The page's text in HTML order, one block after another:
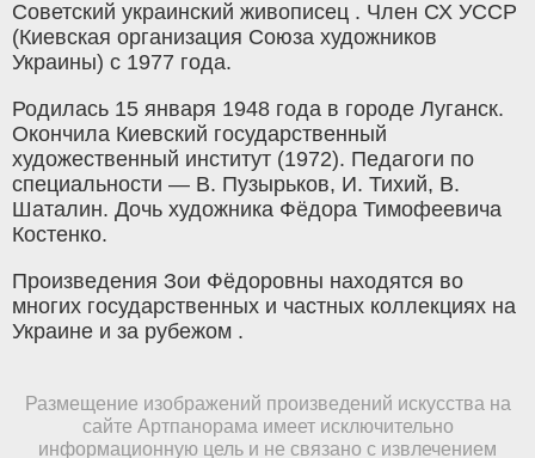
Советский украинский живописец . Член СХ УССР
(Киевская организация Союза художников
Украины) с 1977 года.
Родилась 15 января 1948 года в городе Луганск.
Окончила Киевский государственный
художественный институт (1972). Педагоги по
специальности — В. Пузырьков, И. Тихий, В.
Шаталин. Дочь художника Фёдора Тимофеевича
Костенко.
Произведения Зои Фёдоровны находятся во
многих государственных и частных коллекциях на
Украине и за рубежом .
Размещение изображений произведений искусства на
сайте Артпанорама имеет исключительно
информационную цель и не связано с извлечением